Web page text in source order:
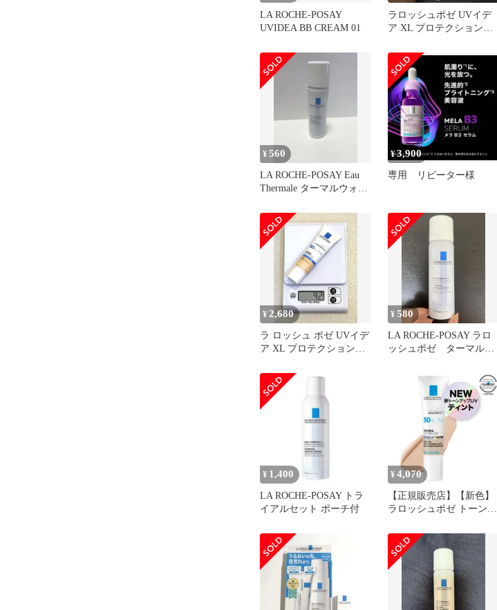
LA ROCHE-POSAY
UVIDEA BB CREAM 01
ラロッシュポゼ UVイデ
ア XL プロテクションBB
¥560
LA ROCHE-POSAY Eau
Thermale ターマルウォー
¥3,900
専用 リピーター様
¥2,680
ラ ロッシュ ポゼ UVイデ
ア XL プロテクションBB
¥580
LA ROCHE-POSAY ラロ
ッシュポゼ ターマルウ
¥ 1,400
LA ROCHE-POSAY トラ
イアルセット ポーチ付
¥ 4,070
【正規販売店】【新色】
ラロッシュポゼ トーンア
き 公式パートナー 日本
処方 正規品 新品未使用
メール便